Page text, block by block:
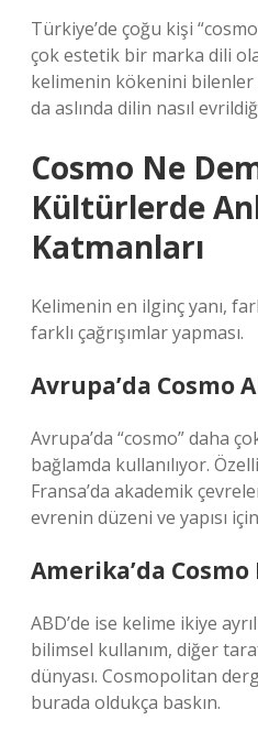
Türkiye’de çoğu kişi
çok estetik bir marka dili
kelimenin kökenini bilenler
da aslında dilin nasıl
Cosmo Ne
Kültürlerde
Katmanları
Kelimenin en ilginç yanı,
farklı çağrışımlar yapması.
Avrupa’da Cosmo
Avrupa’da “cosmo” daha
bağlamda kullanılıyor.
Fransa’da akademik
evrenin düzeni ve yapısı
Amerika’da
ABD’de ise kelime ikiye
bilimsel kullanım, diğer
dünyası. Cosmopolitan
burada oldukça baskın.